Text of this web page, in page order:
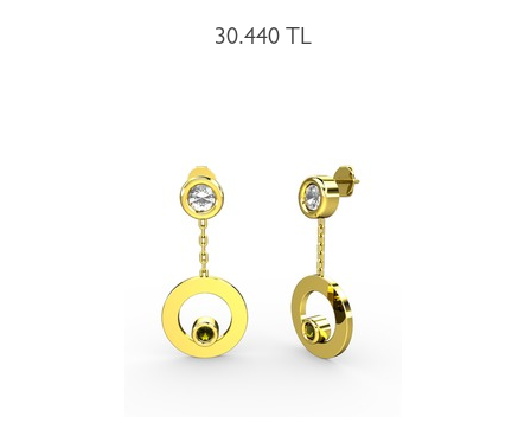
30.440 TL